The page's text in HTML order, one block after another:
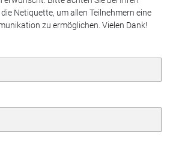
Netiquette, um allen Teilnehmern eine
zu ermöglichen. Vielen Dank!